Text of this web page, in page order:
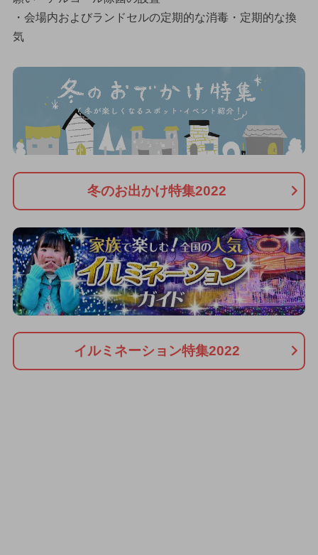
・会場内およびランドセルの定期的な消毒・定期的な換
気
冬のお出かけ特集2022
イルミネーション特集2022